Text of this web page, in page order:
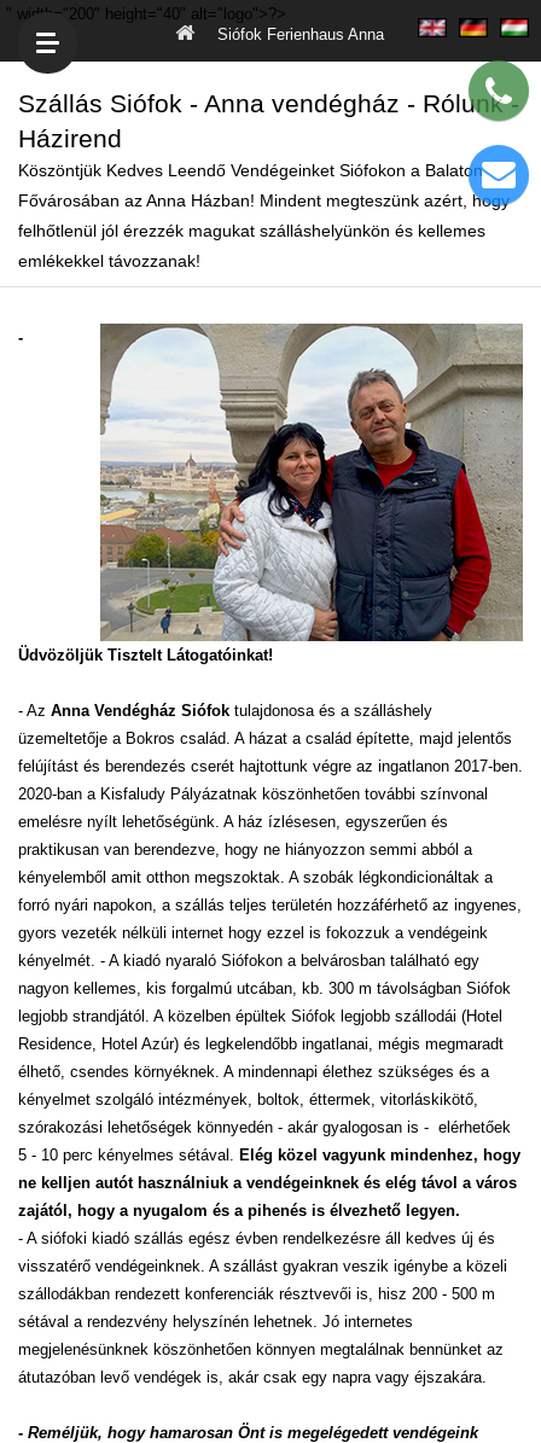
" width="200" height="40" alt="logo">?>
Siófok Ferienhaus Anna
Szállás Siófok - Anna vendégház - Rólunk -
Házirend
Köszöntjük Kedves Leendő Vendégeinket Siófokon a Balaton
Fővárosában az Anna Házban! Mindent megteszünk azért, hogy
felhőtlenül jól érezzék magukat szálláshelyünkön és kellemes
emlékekkel távozzanak!
-
Üdvözöljük Tisztelt Látogatóinkat!
- Az Anna Vendégház Siófok tulajdonosa és a szálláshely
üzemeltetője a Bokros család. A házat a család építette, majd jelentős
felújítást és berendezés cserét hajtottunk végre az ingatlanon 2017-ben.
2020-ban a Kisfaludy Pályázatnak köszönhetően további színvonal
emelésre nyílt lehetőségünk. A ház ízlésesen, egyszerűen és
praktikusan van berendezve, hogy ne hiányozzon semmi abból a
kényelemből amit otthon megszoktak. A szobák légkondicionáltak a
forró nyári napokon, a szállás teljes területén hozzáférhető az ingyenes,
gyors vezeték nélküli internet hogy ezzel is fokozzuk a vendégeink
kényelmét. - A kiadó nyaraló Siófokon a belvárosban található egy
nagyon kellemes, kis forgalmú utcában, kb. 300 m távolságban Siófok
legjobb strandjától. A közelben épültek Siófok legjobb szállodái (Hotel
Residence, Hotel Azúr) és legkelendőbb ingatlanai, mégis megmaradt
élhető, csendes környéknek. A mindennapi élethez szükséges és a
kényelmet szolgáló intézmények, boltok, éttermek, vitorláskikötő,
szórakozási lehetőségek könnyedén - akár gyalogosan is - elérhetőek
5 - 10 perc kényelmes sétával. Elég közel vagyunk mindenhez, hogy
ne kelljen autót használniuk a vendégeinknek és elég távol a város
zajától, hogy a nyugalom és a pihenés is élvezhető legyen.
- A siófoki kiadó szállás egész évben rendelkezésre áll kedves új és
visszatérő vendégeinknek. A szállást gyakran veszik igénybe a közeli
szállodákban rendezett konferenciák résztvevői is, hisz 200 - 500 m
sétával a rendezvény helyszínén lehetnek. Jó internetes
megjelenésünknek köszönhetően könnyen megtalálnak bennünket az
átutazóban levő vendégek is, akár csak egy napra vagy éjszakára.
- Reméljük, hogy hamarosan Önt is megelégedett vendégeink